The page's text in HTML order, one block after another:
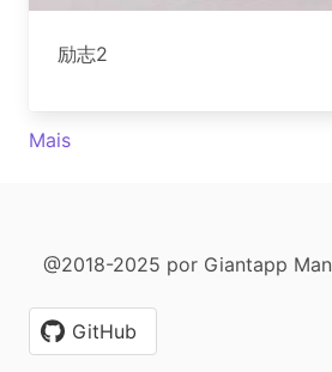
励志2
Mais
@2018-2025 por Giantapp Man
GitHub